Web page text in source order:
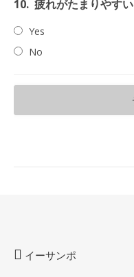
10. 疲れがたまりやすい
Yes
No
イーサンポ